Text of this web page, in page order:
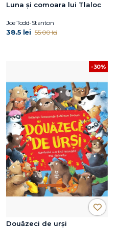
Luna și comoara lui Tlaloc
Joe Todd-Stanton
38.5 lei 55.00 lei
-30%
Douăzeci de urși